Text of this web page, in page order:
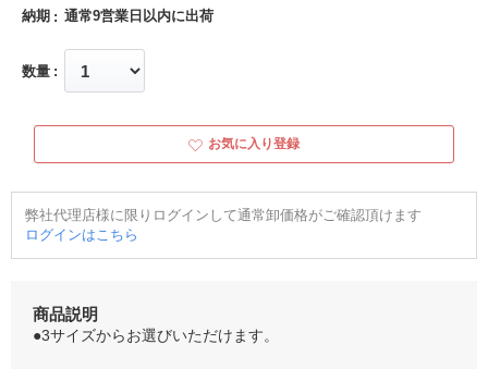
納期 通常9営業日以内に出荷
数量
お気に入り登録
弊社代理店様に限りログインして通常卸価格がご確認頂けます
ログインはこちら
商品説明
●3サイズからお選びいただけます。